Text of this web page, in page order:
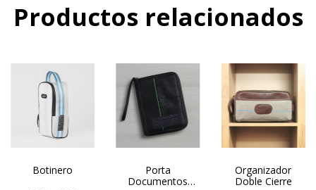
Productos relacionados
Botinero
Porta
Documentos
Organizador
Doble Cierre